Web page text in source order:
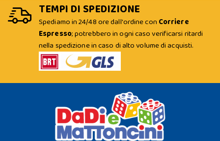
TEMPI DI SPEDIZIONE
Spediamo in 24/48 ore dall'ordine con Corriere
Espresso; potrebbero in ogni caso verificarsi ritardi
nella spedizione in caso di alto volume di acquisti.